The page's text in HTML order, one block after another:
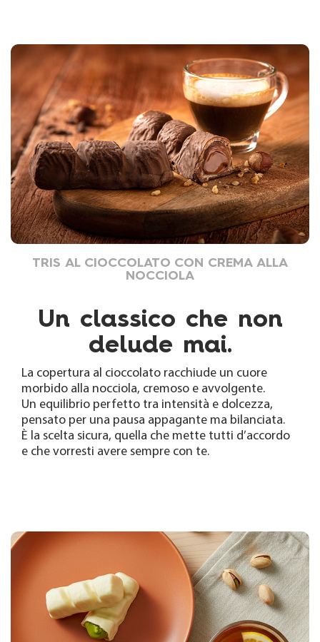
TRIS AL CIOCCOLATO CON CREMA ALLA
NOCCIOLA
Un classico che non
delude mai.
La copertura al cioccolato racchiude un cuore
morbido alla nocciola, cremoso e avvolgente.
Un equilibrio perfetto tra intensità e dolcezza,
pensato per una pausa appagante ma bilanciata.
È la scelta sicura, quella che mette tutti d’accordo
e che vorresti avere sempre con te.